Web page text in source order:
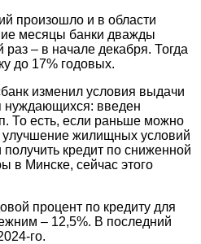
произошло и в области
месяцы банки дважды
– в начале декабря. Тогда
до 17% годовых.
изменил условия выдачи
нуждающихся: введен
То есть, если раньше можно
улучшение жилищных условий
кредит по сниженной
в Минске, сейчас этого
процент по кредиту для
– 12,5%. В последний
го.